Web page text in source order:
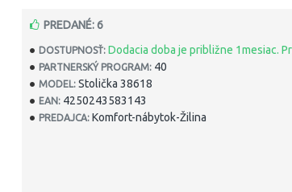
DOSTUPNOSŤ: Dodacia doba je približne 1mesiac.
PARTNERSKÝ PROGRAM: 40
MODEL: Stolička 38618
EAN: 4250243583143
PREDAJCA: Komfort-nábytok-Žilina
PREDANÉ: 6